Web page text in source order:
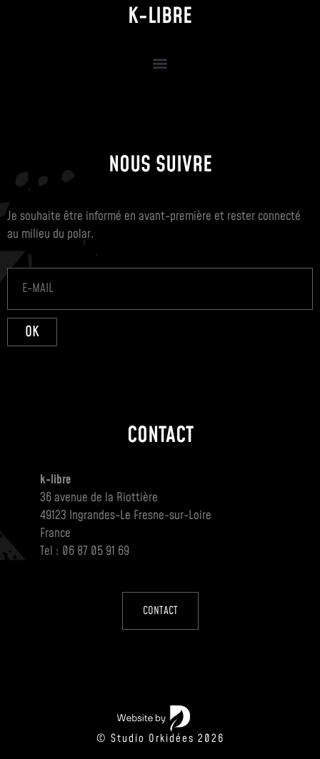
K-LIBRE
NOUS SUIVRE
Je souhaite être informé en avant-première et rester connecté
au milieu du polar.
OK
CONTACT
k-libre
36 avenue de la Riottière
49123 Ingrandes-Le Fresne-sur-Loire
France
Tel : 06 87 05 91 69
CONTACT
© Studio Orkidées 2026